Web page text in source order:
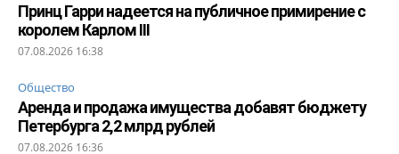
Принц Гарри надеется на публичное примирение с
королем Карлом III
07.08.2026 16:38
Общество
Аренда и продажа имущества добавят бюджету
Петербурга 2,2 млрд рублей
07.08.2026 16:36